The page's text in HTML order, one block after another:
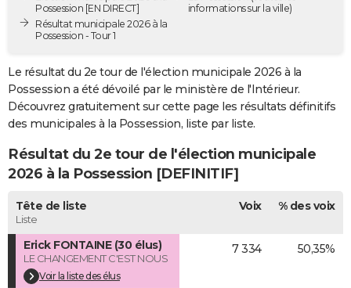
Destinations
City break
Voyage nature
Voyage de noces
Forum
ClimatPHOTO
BONS PLANS
CARTE DE VOEUX
DICTIONNAIRE
Dictionnaire
Biographies
Citations
Expressions
Proverbes
PROGRAMME TV
COPAINS D'AVANT
S'inscrire
Se connecter
Lycées
Collèges
Primaires
Universités
Entreprises
Service militaire
Avis de recherche
AVIS DE DÉCÈS
FORUM
Possession [EN DIRECT]
Résultat municipale 2026 à la
Possession - Tour 1
informations sur la ville)
Le résultat du 2e tour de l'élection municipale 2026 à la
Possession a été dévoilé par le ministère de l'Intérieur.
Découvrez gratuitement sur cette page les résultats définitifs
des municipales à la Possession, liste par liste.
Résultat du 2e tour de l'élection municipale
2026 à la Possession [DEFINITIF]
Tête de liste
Liste
Voix % des voix
Erick FONTAINE (30 élus)
LE CHANGEMENT C'EST NOUS
Voir la liste des élus
7 334 50,35%